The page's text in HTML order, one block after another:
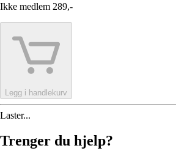
Ikke medlem 289,-
Legg i handlekurv
Laster...
Trenger du hjelp?